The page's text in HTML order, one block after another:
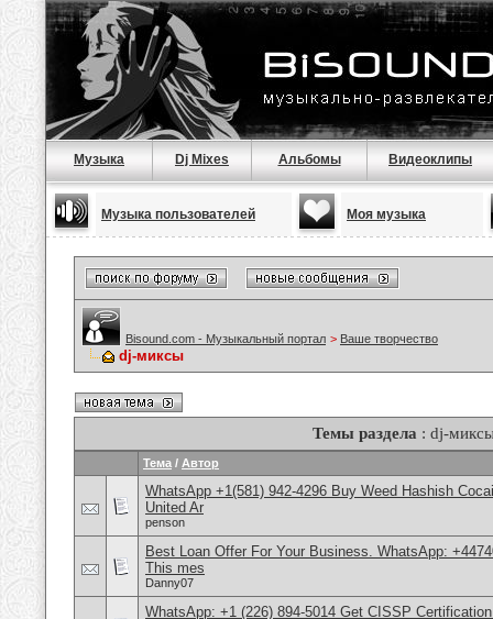
Музыка Dj Mixes Альбомы Видеоклипы
Музыка пользователей Моя музыка
Bisound.com - Музыкальный портал > Ваше творчество
dj-миксы
Темы раздела : dj-
Тема / Автор
WhatsApp +1(581) 942-4296 Buy Weed Hashish
United Ar
penson
Best Loan Offer For Your Business. WhatsApp:
This mes
Danny07
WhatsApp: +1 (226) 894-5014​ Get CISSP